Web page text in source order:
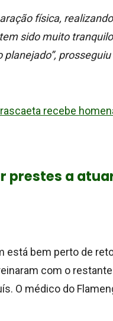
física,
sido muito
planejado”,
recebe
prestes a
está bem perto de
com o
O médico do